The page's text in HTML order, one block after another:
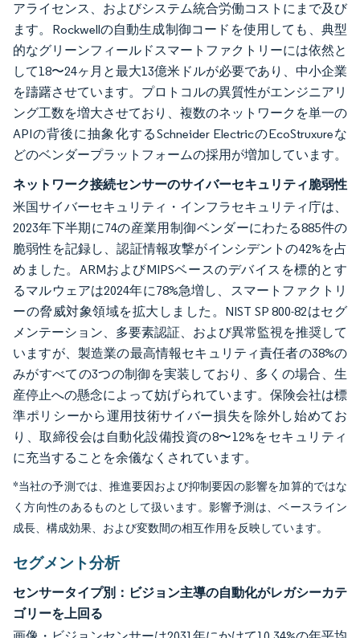
アライセンス、およびシステム統合労働コストにまで及び
ます。Rockwellの自動生成制御コードを使用しても、典型
的なグリーンフィールドスマートファクトリーには依然と
して18〜24ヶ月と最大13億米ドルが必要であり、中小企業
を躊躇させています。プロトコルの異質性がエンジニアリ
ング工数を増大させており、複数のネットワークを単一の
APIの背後に抽象化するSchneider ElectricのEcoStruxureな
どのベンダープラットフォームの採用が増加しています。
ネットワーク接続センサーのサイバーセキュリティ脆弱性
米国サイバーセキュリティ・インフラセキュリティ庁は、
2023年下半期に74の産業用制御ベンダーにわたる885件の
脆弱性を記録し、認証情報攻撃がインシデントの42%を占
めました。ARMおよびMIPSベースのデバイスを標的とす
るマルウェアは2024年に78%急増し、スマートファクトリ
ーの脅威対象領域を拡大しました。NIST SP 800-82はセグ
メンテーション、多要素認証、および異常監視を推奨して
いますが、製造業の最高情報セキュリティ責任者の38%の
みがすべての3つの制御を実装しており、多くの場合、生
産停止への懸念によって妨げられています。保険会社は標
準ポリシーから運用技術サイバー損失を除外し始めてお
り、取締役会は自動化設備投資の8〜12%をセキュリティ
に充当することを余儀なくされています。
*当社の予測では、推進要因および抑制要因の影響を加算的ではな
く方向性のあるものとして扱います。影響予測は、ベースライン
成長、構成効果、および変数間の相互作用を反映しています。
セグメント分析
センサータイプ別：ビジョン主導の自動化がレガシーカテ
ゴリーを上回る